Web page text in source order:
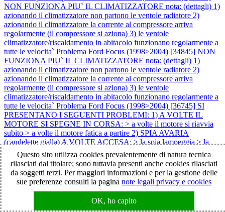
NON FUNZIONA PIU` IL CLIMATIZZATORE nota: (dettagli) 1)
azionando il climatizzatore non partono le ventole radiatore 2)
azionando il climatizzatore la corrente al compressore arriva
regolarmente (il compressore si aziona) 3) le ventole
climatizzatore/riscaldamento in abitacolo funzionano regolarmente a
tutte le velocita` Problema Ford Focus (1998>2004) [34845] NON
FUNZIONA PIU` IL CLIMATIZZATORE nota: (dettagli) 1)
azionando il climatizzatore non partono le ventole radiatore 2)
azionando il climatizzatore la corrente al compressore arriva
regolarmente (il compressore si aziona) 3) le ventole
climatizzatore/riscaldamento in abitacolo funzionano regolarmente a
tutte le velocita` Problema Ford Focus (1998>2004) [36745] SI
PRESENTANO I SEGUENTI PROBLEMI: 1) A VOLTE IL
MOTORE SI SPEGNE IN CORSA: > a volte il motore si riavvia
subito > a volte il motore fatica a partire 2) SPIA AVARIA
(candelette gialla) A VOLTE ACCESA: > la spia lampeggia > la
spia si accende quando il motore si spegne in corsa > km veicolo
116243Problema Ford Focus (1998>2004) [37032]
IMPOSTANDO LA 3° E LA 4° VELOCITA` DELLA
VENTOLA IN ABITACOLO SI SPEGNE IL
CLIMATIZZATORE (si spegne la spia sul tasto A/C) e non
funziona la ventola in abitacolo nota: impostando la 1° e la 2°
velocità della ventola in abitacolo > il climatizzatore funziona >
Questo sito utilizza cookies prevalentemente di natura tecnica
rilasciati dal titolare; sono tuttavia presenti anche cookies rilasciati
da soggetti terzi. Per maggiori informazioni e per la gestione delle
sue preferenze consulti la pagina note legali privacy e cookies
OK, ho capito